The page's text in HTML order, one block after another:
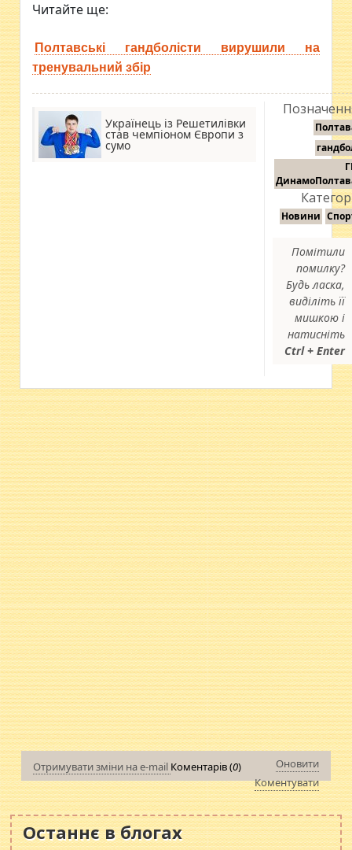
Читайте ще:
Полтавські гандболісти вирушили на
тренувальний збір
Українець із Решетилівки
став чемпіоном Європи з
сумо
Новини
Помітили
помилку?
Будь ласка,
виділіть її
мишкою і
натисніть
Ctrl + Enter
Отримувати зміни на e-mail Коментарів (0)
Оновити
Коментувати
Останнє в блогах